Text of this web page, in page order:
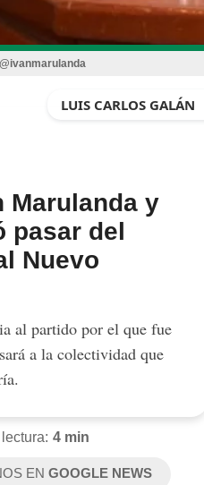
LUIS CARLOS GALÁN
Marulanda y
pasar del
Nuevo
al partido por el que fue
a la colectividad que
4 min
ENGOOGLE NEWS